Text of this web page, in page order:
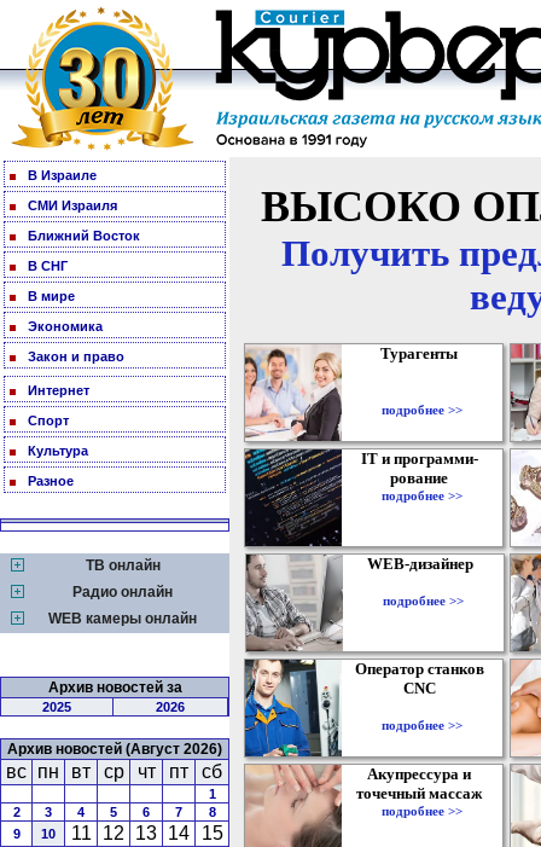
В Израиле
СМИ Израиля
Ближний Восток
В СНГ
В мире
Экономика
Закон и право
Интернет
Спорт
Культура
Разное
ТВ онлайн
Радио онлайн
WEB камеры онлайн
Архив новостей за
2025 2026
Архив новостей (Август 2026)
вс пн вт ср чт пт сб
1
2
3 4 5 6 7
8
9
10 11 12 13 14
15
ВЫСОКО
Получить
Турагенты
подробнее >>
IT и программи-
рование
подробнее >>
WEB-дизайнер
подробнее >>
Оператор станков
CNC
подробнее >>
Акупрессура и
точечный массаж
подробнее >>